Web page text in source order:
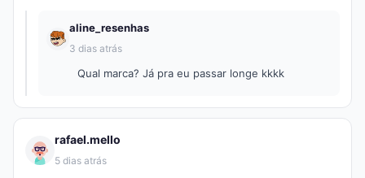
aline_resenhas
3 dias atrás
Qual marca? Já pra eu passar longe kkkk
rafael.mello
5 dias atrás